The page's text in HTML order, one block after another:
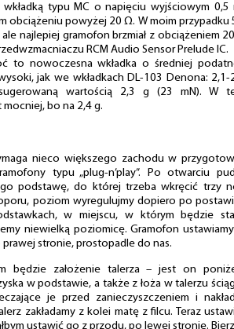
typu MC o napięciu wyjściowym 0,5
obciążeniu powyżej 20 Ω. W moim przypadku
ale najlepiej gramofon brzmiał z obciążeniem
RCM Audio Sensor Prelude IC.
to nowoczesna wkładka o średniej
jak we wkładkach DL-103 Denona: 2,1-
wartością 2,3 g (23 mN). W
mocniej, bo na 2,4 g.
nieco większego zachodu w
typu „plug-n’play”. Po otwarciu
podstawę, do której trzeba wkręcić trzy
poziom wyregulujmy dopiero po
w miejscu, w którym będzie
niewielką poziomicę. Gramofon
prawej stronie, prostopadle do nas.
będzie założenie talerza – jest on
w podstawie, a także z łoża w talerzu
je przed zanieczyszczeniem i
zakładamy z kolei matę z filcu. Teraz
ustawić go z przodu, po lewej stronie.